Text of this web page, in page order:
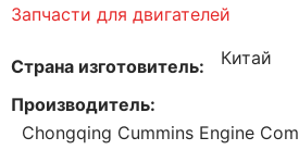
Запчасти для двигателей
Страна изготовитель Китай
Производитель
Chongqing Cummins Engine